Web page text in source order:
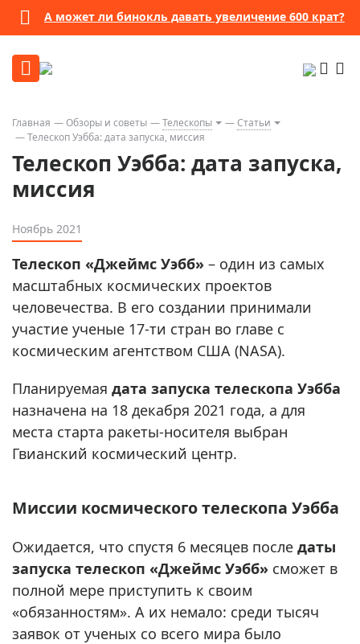
А может ли бинокль давать увеличение 600 крат?
Главная Обзоры и советы Телескопы
Статьи
Телескоп Уэбба: дата запуска, миссия
Телескоп Уэбба: дата запуска,
миссия
Ноябрь 2021
Телескоп «Джеймс Уэбб» – один из самых
масштабных космических проектов
человечества. В его создании принимали
участие ученые 17-ти стран во главе с
космическим агентством США (NASA).
Планируемая дата запуска телескопа Уэбба
назначена на 18 декабря 2021 года, а для
места старта ракеты-носителя выбран
Гвианский космический центр.
Миссии космического телескопа Уэбба
Ожидается, что спустя 6 месяцев после даты
запуска телескоп «Джеймс Уэбб» сможет в
полной мере приступить к своим
«обязанностям». А их немало: среди тысяч
заявок от ученых со всего мира было